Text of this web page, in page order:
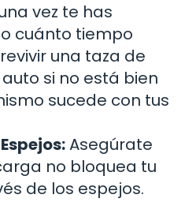
vez te has
cuánto tiempo
una taza de
si no está bien
sucede con tus
Asegúrate
no bloquea tu
de los espejos.